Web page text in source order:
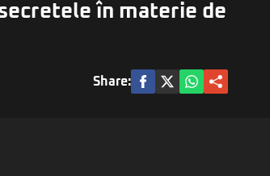
în materie de
Share: